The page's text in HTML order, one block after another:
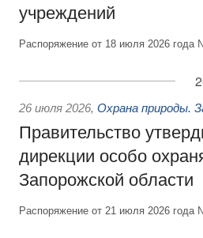
учреждений
Распоряжение от 18 июля 2026
26 июля 2026, Охрана природы.
Правительство
дирекции особо
Запорожской области
Распоряжение от 21 июля 2026 года